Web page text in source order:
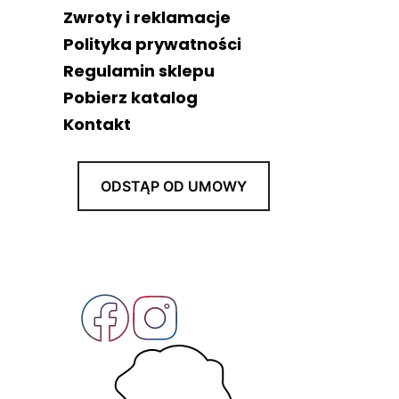
Zwroty i reklamacje
Polityka prywatności
Regulamin sklepu
Pobierz katalog
Kontakt